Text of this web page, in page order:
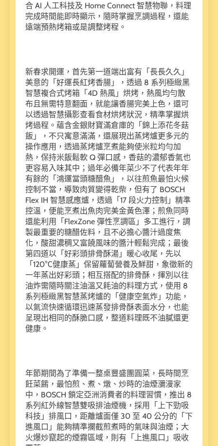
合 AI 人工科技及 Home Connect 智慧物聯，料理
完成時間能即時顯示，隨時掌握烹調過程，還能
遠端預熱烤箱或是調整烤程。
新春求開運，首先第一道端出富有「長長久久」
美意的「好運長紅烤香腸」，透過 8 系列極緻黑
智慧複合式烤箱「4D 熱風」烘烤，熱風均勻散
布且無需特意翻面，就能讓香腸完美上色，還可
以透過智慧攝影查看食材烘烤狀況，精準掌握烘
烤過程。蘊含金銀財寶滿倉庫的「錦上添花冬菇
飯」，不只寓意滿滿，還展現出蒸烤爐更多元的
操作應用，透過蒸烤爐烹煮能夠使米粒均勻加
熱，保持米飯鬆軟 Q 彈口感，香菇的濃郁香氣也
更容易入味其中；過年必備年菜少不了代表年年
有餘的「鴻運當頭糖醋魚」，以往煎魚最怕火候
控制不當，導致肉質變得乾柴，但有了 BOSCH
Flex IH 智慧感應爐，透過「17 段火力控制」精準
控溫，便能烹煮出魚肉完美金黃色澤；煎魚同時
還能利用「FlexZone 彈性烹調區」多工進行，調
製最重要的糖醋佐料，且不必擔心醬汁過度焦
化，酸甜濃稠又富饒風味的醬汁輕鬆完成；最後
第四道以「好彩頭排骨酥湯」暖心收尾，先以
「120℃健康蒸」保留蘿蔔營養及鮮甜，象徵新的
一年蒸出好彩頭；相互搭配的排骨酥，揮別以往
油炸需隨時關注油溫又耗油的料理方式，使用 8
系列極緻黑智慧蒸烤爐的「健康空氣炸」功能，
以氣流快速循環迅速蒸發排骨酥表面水分，也能
呈現出相同的酥脆口感，整道料理既不油膩還更
健康。
年節期間為了準備一整桌豐盛團圓菜，長時間烹
飪菜餚，最怕煎、煮、燉、炒時的油煙瀰漫家
中，BOSCH 鎖定亞洲消費者的料理習慣，推出 8
系列紅外線智慧雙吸排油煙機，採用「上下勁吸
科技」排風口，距離爐面僅 30 至 40 公分的「下
進風口」能夠精準攔截煎煮時的氣味與油煙；大
火爆炒竄起的煙霧區域，則有「上進風口」吸收